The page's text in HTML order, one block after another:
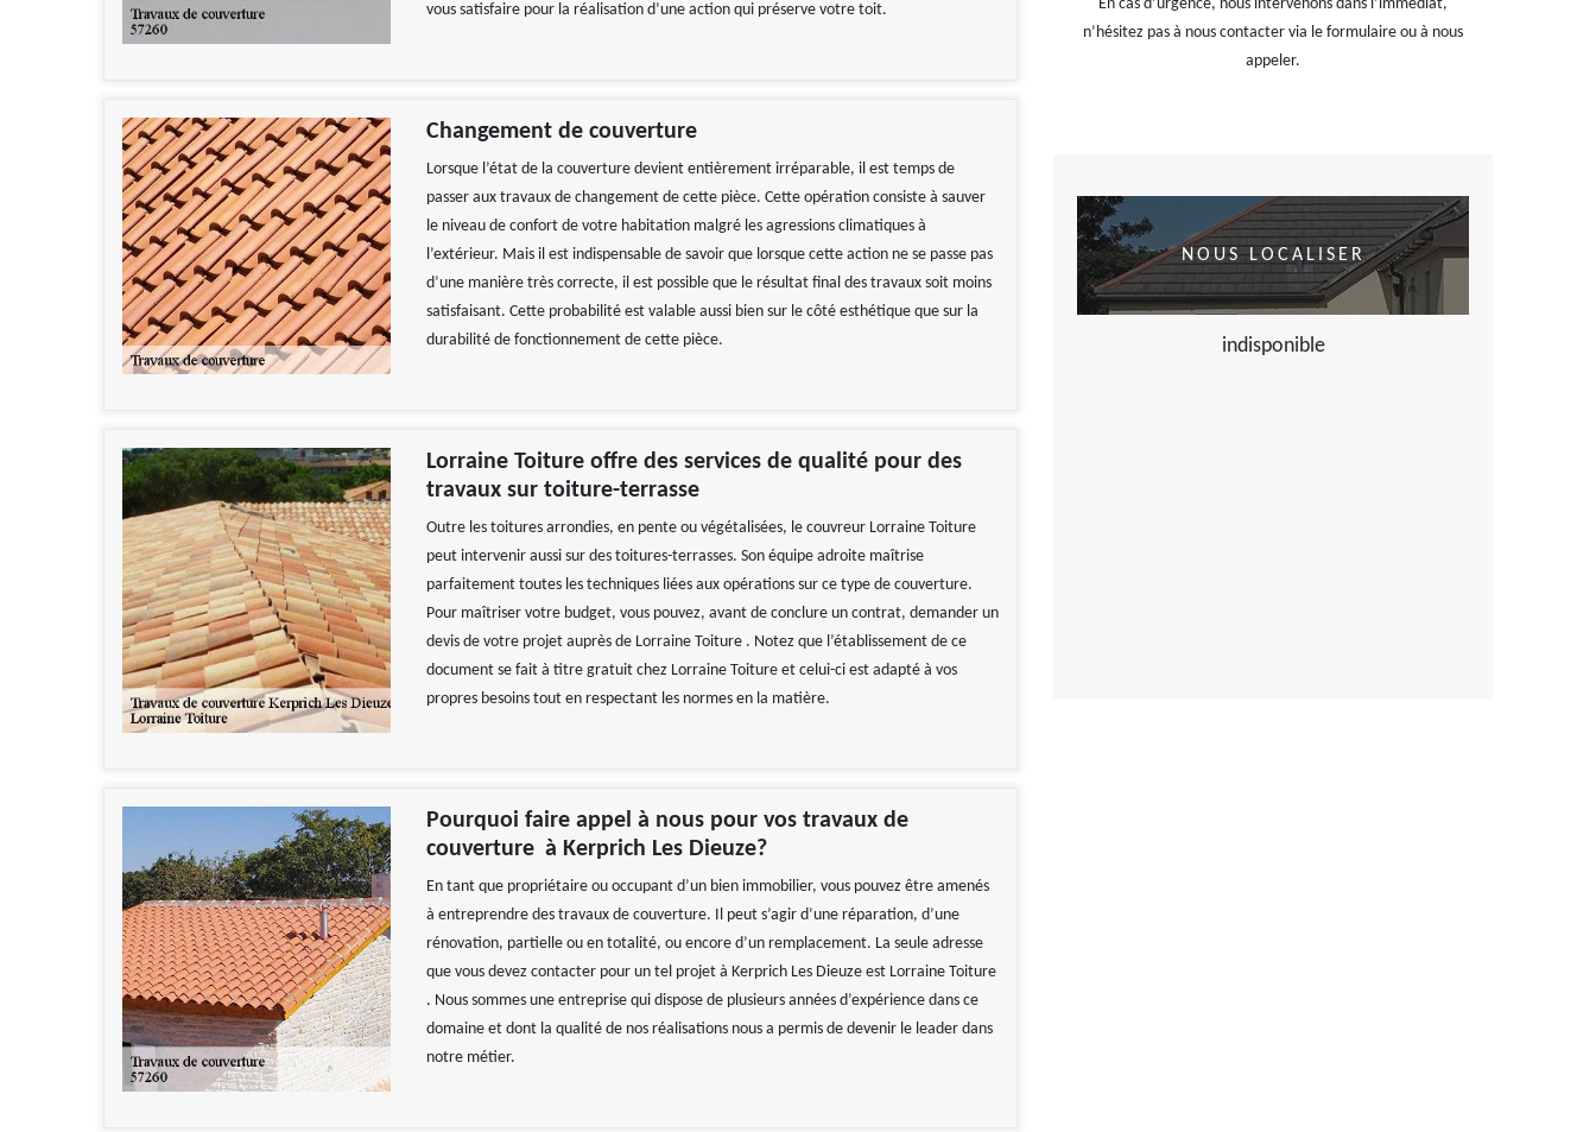
vous satisfaire pour la réalisation d’une action qui préserve votre toit.
Changement de couverture
Lorsque l’état de la couverture devient entièrement irréparable, il est temps de
passer aux travaux de changement de cette pièce. Cette opération consiste à sauver
le niveau de confort de votre habitation malgré les agressions climatiques à
l’extérieur. Mais il est indispensable de savoir que lorsque cette action ne se passe pas
d’une manière très correcte, il est possible que le résultat final des travaux soit moins
satisfaisant. Cette probabilité est valable aussi bien sur le côté esthétique que sur la
durabilité de fonctionnement de cette pièce.
Lorraine Toiture offre des services de qualité pour des
travaux sur toiture-terrasse
Outre les toitures arrondies, en pente ou végétalisées, le couvreur Lorraine Toiture
peut intervenir aussi sur des toitures-terrasses. Son équipe adroite maîtrise
parfaitement toutes les techniques liées aux opérations sur ce type de couverture.
Pour maîtriser votre budget, vous pouvez, avant de conclure un contrat, demander un
devis de votre projet auprès de Lorraine Toiture . Notez que l’établissement de ce
document se fait à titre gratuit chez Lorraine Toiture et celui-ci est adapté à vos
propres besoins tout en respectant les normes en la matière.
Pourquoi faire appel à nous pour vos travaux de
couverture à Kerprich Les Dieuze?
En tant que propriétaire ou occupant d’un bien immobilier, vous pouvez être amenés
à entreprendre des travaux de couverture. Il peut s’agir d’une réparation, d’une
rénovation, partielle ou en totalité, ou encore d’un remplacement. La seule adresse
que vous devez contacter pour un tel projet à Kerprich Les Dieuze est Lorraine Toiture
. Nous sommes une entreprise qui dispose de plusieurs années d’expérience dans ce
domaine et dont la qualité de nos réalisations nous a permis de devenir le leader dans
notre métier.
En cas d’urgence, nous intervenons dans l’immédiat,
n’hésitez pas à nous contacter via le formulaire ou à nous
appeler.
NOUS LOCALISER
indisponible